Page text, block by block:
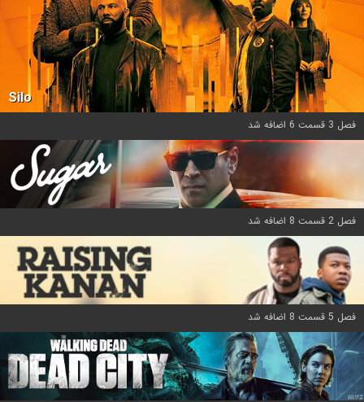
Silo
فصل 3 قسمت 6 اضافه شد
فصل 2 قسمت 8 اضافه شد
فصل 5 قسمت 8 اضافه شد